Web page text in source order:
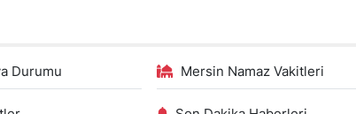
Durumu Mersin Namaz Vakitleri